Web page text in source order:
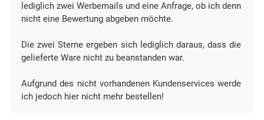
lediglich zwei Werbemails und eine Anfrage, ob ich denn
nicht eine Bewertung abgeben möchte.
Die zwei Sterne ergeben sich lediglich daraus, dass die
gelieferte Ware nicht zu beanstanden war.
Aufgrund des nicht vorhandenen Kundenservices werde
ich jedoch hier nicht mehr bestellen!